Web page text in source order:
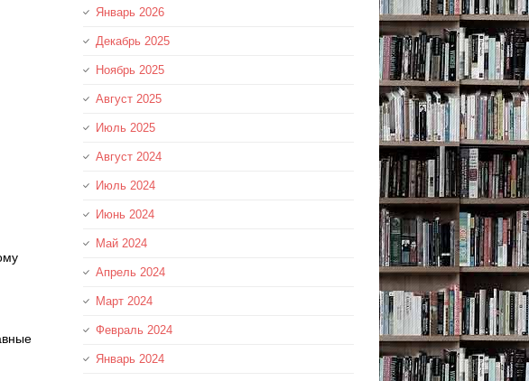
Январь 2026
Декабрь 2025
Ноябрь 2025
Август 2025
Июль 2025
Август 2024
Июль 2024
Июнь 2024
Май 2024
Апрель 2024
Март 2024
Февраль 2024
Январь 2024